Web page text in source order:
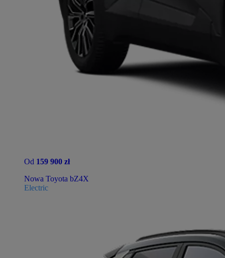
Od 159 900 zł
Nowa Toyota bZ4X
Electric